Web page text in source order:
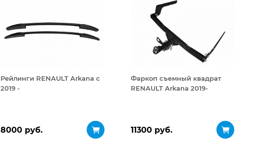
Рейлинги RENAULT Arkana c
2019 -
8000 руб.
Фаркоп съемный квадрат
RENAULT Arkana 2019-
11300 руб.